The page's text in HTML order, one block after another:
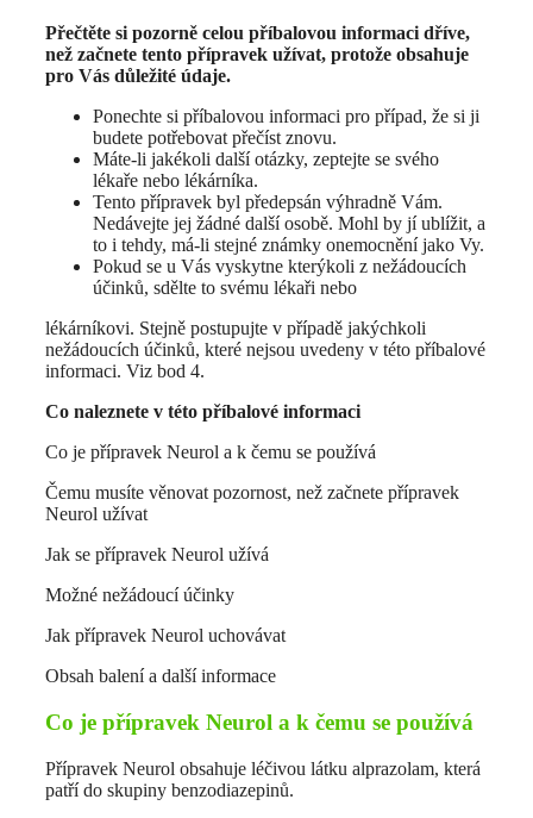
Přečtěte si pozorně celou příbalovou informaci dříve,
než začnete tento přípravek užívat, protože obsahuje
pro Vás důležité údaje.
Ponechte si příbalovou informaci pro případ, že si ji
budete potřebovat přečíst znovu.
Máte-li jakékoli další otázky, zeptejte se svého
lékaře nebo lékárníka.
Tento přípravek byl předepsán výhradně Vám.
Nedávejte jej žádné další osobě. Mohl by jí ublížit, a
to i tehdy, má-li stejné známky onemocnění jako Vy.
Pokud se u Vás vyskytne kterýkoli z nežádoucích
účinků, sdělte to svému lékaři nebo
lékárníkovi. Stejně postupujte v případě jakýchkoli
nežádoucích účinků, které nejsou uvedeny v této příbalové
informaci. Viz bod 4.
Co naleznete v této příbalové informaci
Co je přípravek Neurol a k čemu se používá
Čemu musíte věnovat pozornost, než začnete přípravek
Neurol užívat
Jak se přípravek Neurol užívá
Možné nežádoucí účinky
Jak přípravek Neurol uchovávat
Obsah balení a další informace
Co je přípravek Neurol a k čemu se používá
Přípravek Neurol obsahuje léčivou látku alprazolam, která
patří do skupiny benzodiazepinů.